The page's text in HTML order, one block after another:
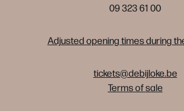
09 323 61 00
Adjusted opening times during
tickets@debijloke.be
Terms of sale